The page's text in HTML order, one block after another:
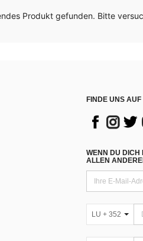
Produkt gefunden. Bitte
FINDE UNS AUF
WENN DU DICH
ALLEN
LU + 352